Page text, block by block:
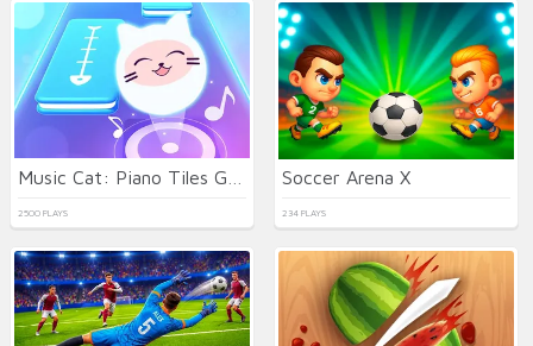
2500 PLAYS
Soccer Arena X
234 PLAYS